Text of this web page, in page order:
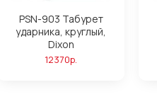
PSN-903 Табурет
ударника, круглый,
Dixon
12370р.